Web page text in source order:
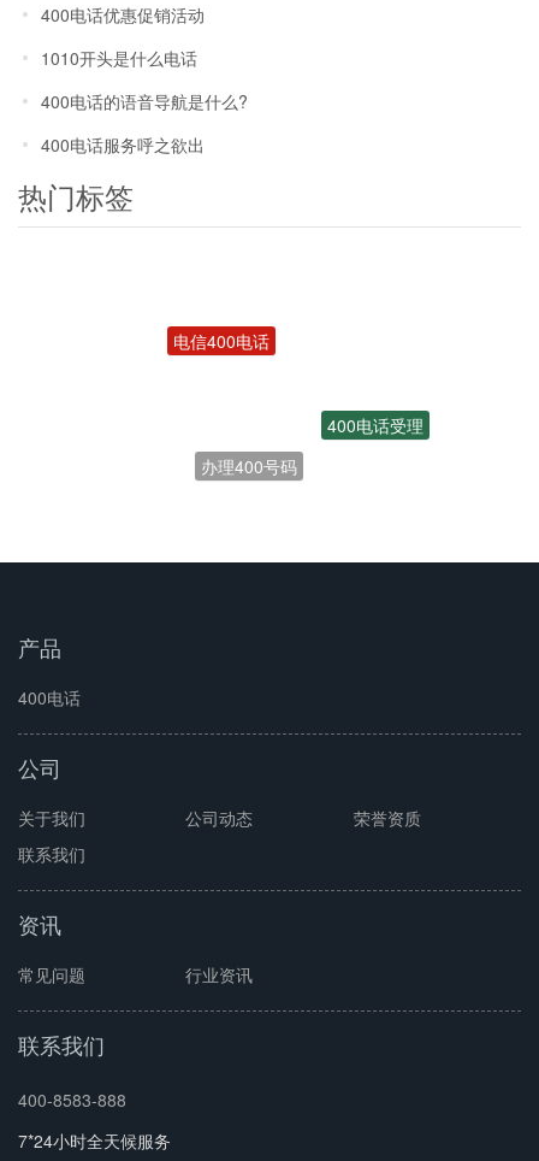
400电话优惠促销活动
1010开头是什么电话
400电话的语音导航是什么?
400电话服务呼之欲出
热门标签
联通400电话
400电话受理
产品
400电话
公司
关于我们 公司动态
荣誉资质
联系我们
资讯
常见问题 行业资讯
联系我们
400-8583-888
7*24小时全天候服务